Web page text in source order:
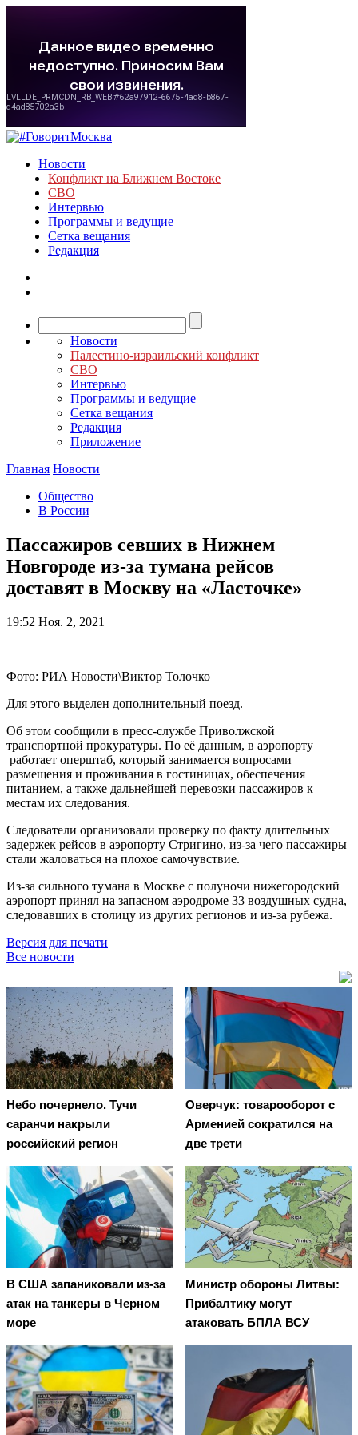
Новости
Конфликт на Ближнем Востоке
СВО
Интервью
Программы и ведущие
Сетка вещания
Редакция
Новости
Палестино-израильский конфликт
СВО
Интервью
Программы и ведущие
Сетка вещания
Редакция
Приложение
Главная Новости
Общество
В России
Пассажиров севших в Нижнем
Новгороде из-за тумана рейсов
доставят в Москву на «Ласточке»
19:52 Ноя. 2, 2021
Фото: РИА Новости\Виктор Толочко
Для этого выделен дополнительный поезд.
Об этом сообщили в пресс-службе Приволжской
транспортной прокуратуры. По её данным, в аэропорту
работает оперштаб, который занимается вопросами
размещения и проживания в гостиницах, обеспечения
питанием, а также дальнейшей перевозки пассажиров к
местам их следования.
Следователи организовали проверку по факту длительных
задержек рейсов в аэропорту Стригино, из-за чего пассажиры
стали жаловаться на плохое самочувствие.
Из-за сильного тумана в Москве с полуночи нижегородский
аэропорт принял на запасном аэродроме 33 воздушных судна,
следовавших в столицу из других регионов и из-за рубежа.
Версия для печати
Все новости
Небо почернело. Тучи
саранчи накрыли
российский регион
Оверчук: товарооборот с
Арменией сократился на
две трети
В США запаниковали из-за
атак на танкеры в Черном
море
Министр обороны Литвы:
Прибалтику могут
атаковать БПЛА ВСУ